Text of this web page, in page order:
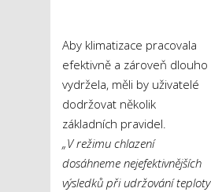
Aby klimatizace pracovala
efektivně a zároveň dlouho
vydržela, měli by uživatelé
dodržovat několik
základních pravidel.
„V režimu chlazení
dosáhneme nejefektivnějších
výsledků při udržování teploty